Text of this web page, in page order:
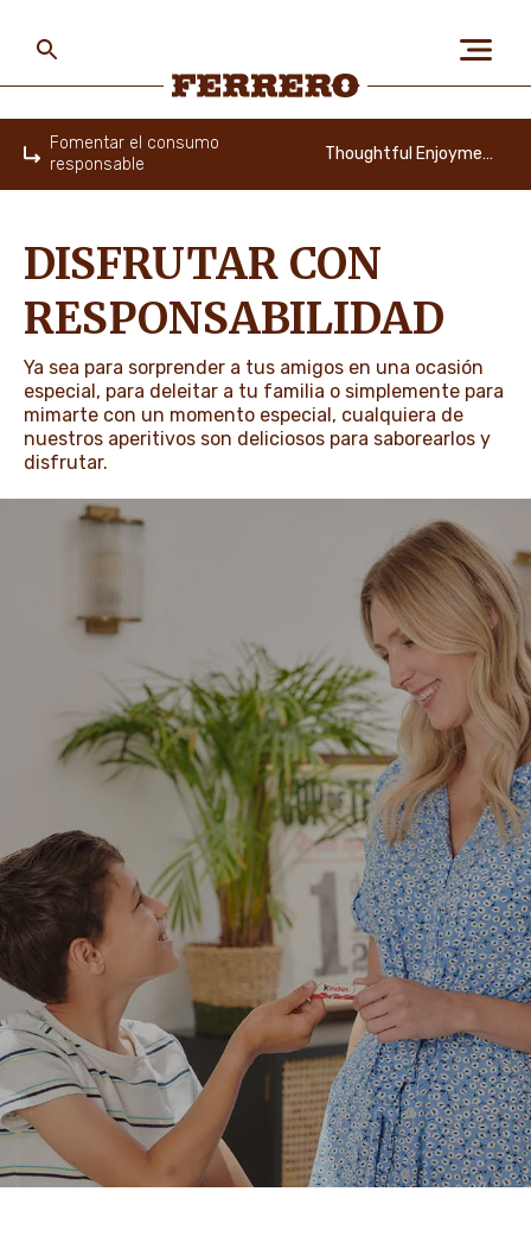
SOBRE NOSOTROS
LAS PERSONAS Y EL
PLANETA
NUESTRAS MARCAS
CARRERAS
NOTICIAS Y HISTORIAS
main
content
Home
Fomentar el consumo
responsable
Thoughtful Enjoyment
DISFRUTAR CON
RESPONSABILIDAD
Ya sea para sorprender a tus amigos en una ocasión
especial, para deleitar a tu familia o simplemente para
mimarte con un momento especial, cualquiera de
nuestros aperitivos son deliciosos para saborearlos y
disfrutar.